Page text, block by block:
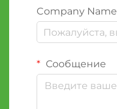
Company Name
Сообщение